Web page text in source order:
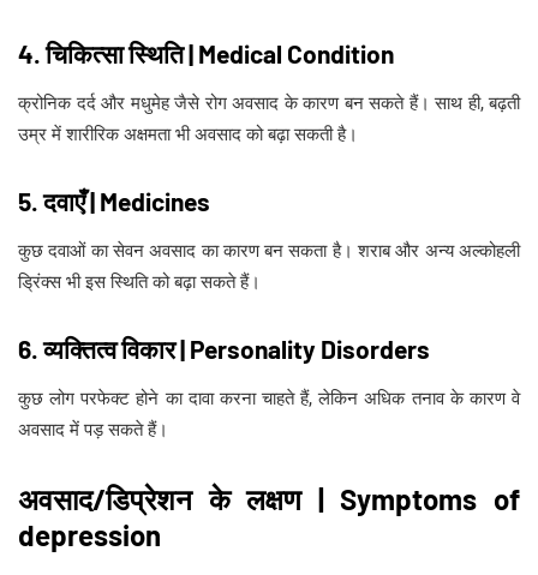
4. चिकित्सा स्थिति | Medical Condition
क्रोनिक दर्द और मधुमेह जैसे रोग अवसाद के कारण बन सकते हैं। साथ ही, बढ़ती
उम्र में शारीरिक अक्षमता भी अवसाद को बढ़ा सकती है।
5. दवाएँ | Medicines
कुछ दवाओं का सेवन अवसाद का कारण बन सकता है। शराब और अन्य अल्कोहली
ड्रिंक्स भी इस स्थिति को बढ़ा सकते हैं।
6. व्यक्तित्व विकार | Personality Disorders
कुछ लोग परफेक्ट होने का दावा करना चाहते हैं, लेकिन अधिक तनाव के कारण वे
अवसाद में पड़ सकते हैं।
अवसाद/डिप्रेशन के लक्षण | Symptoms of
depression